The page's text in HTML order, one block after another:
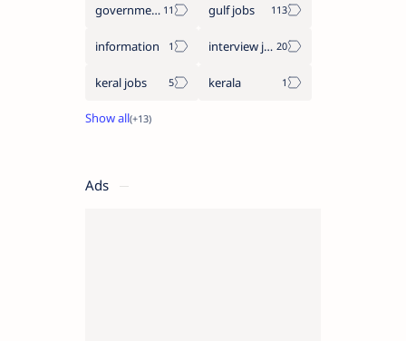
government jobs gulf jobs
information interview jobs
keral jobs kerala
Ads